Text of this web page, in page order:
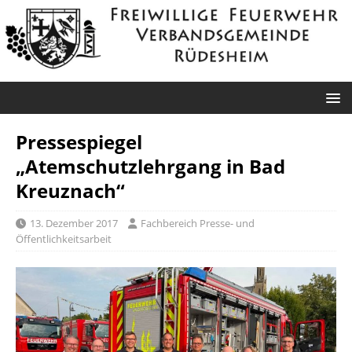
Pressespiegel
„Atemschutzlehrgang in Bad
Kreuznach“
13. Dezember 2017
Fachbereich Presse- und
Öffentlichkeitsarbeit